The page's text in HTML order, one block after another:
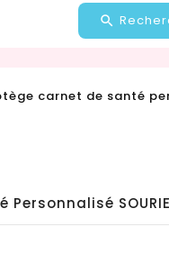
carnet de santé